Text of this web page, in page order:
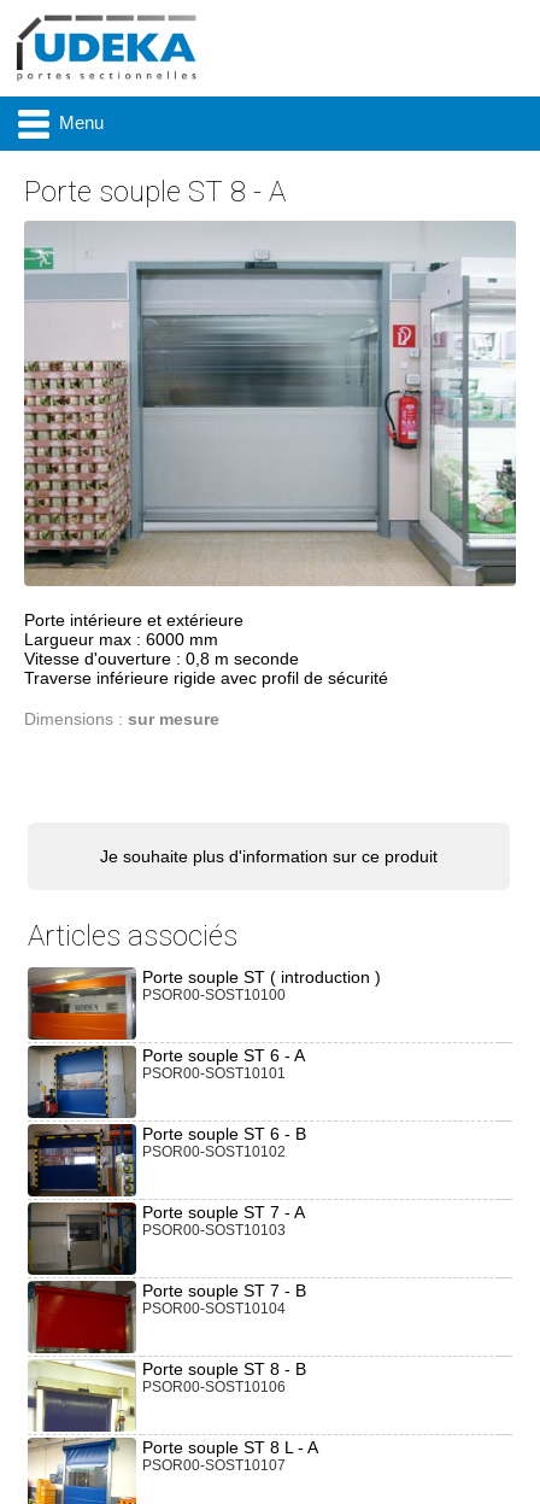
Menu
Réalisations
Marques
Contact & accès
Porte souple ST 8 - A
Porte intérieure et extérieure
Largueur max : 6000 mm
Vitesse d'ouverture : 0,8 m seconde
Traverse inférieure rigide avec profil de sécurité
Dimensions : sur mesure
Je souhaite plus d'information sur ce produit
Articles associés
Porte souple ST ( introduction )
PSOR00-SOST10100
Porte souple ST 6 - A
PSOR00-SOST10101
Porte souple ST 6 - B
PSOR00-SOST10102
Porte souple ST 7 - A
PSOR00-SOST10103
Porte souple ST 7 - B
PSOR00-SOST10104
Porte souple ST 8 - B
PSOR00-SOST10106
Porte souple ST 8 L - A
PSOR00-SOST10107